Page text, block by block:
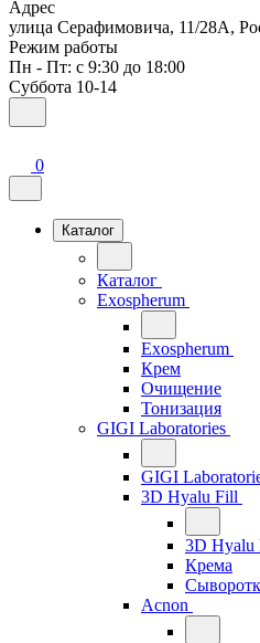
Адрес
улица Серафимовича, 11/28А,
Режим работы
Пн - Пт: с 9:30 до 18:00
Суббота 10-14
0
Каталог
Каталог
Exospherum
Exospherum
Крем
Очищение
Тонизация
GIGI Laboratories
GIGI
3D Hyalu Fill
3D Hyalu
Крема
Acnon